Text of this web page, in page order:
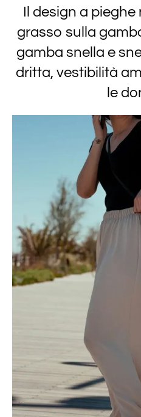
Il design a
grasso sulla
gamba snella e
dritta, vestibilità
le